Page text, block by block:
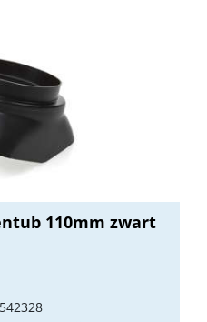
110mm zwart